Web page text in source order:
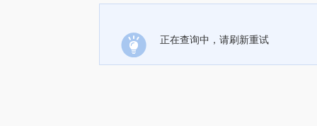
正在查询中，请刷新重试